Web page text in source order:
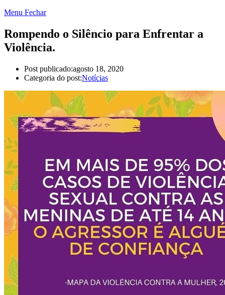
Menu Fechar
Rompendo o Silêncio para Enfrentar a
Violência.
Post publicado:agosto 18, 2020
Categoria do post:Notícias